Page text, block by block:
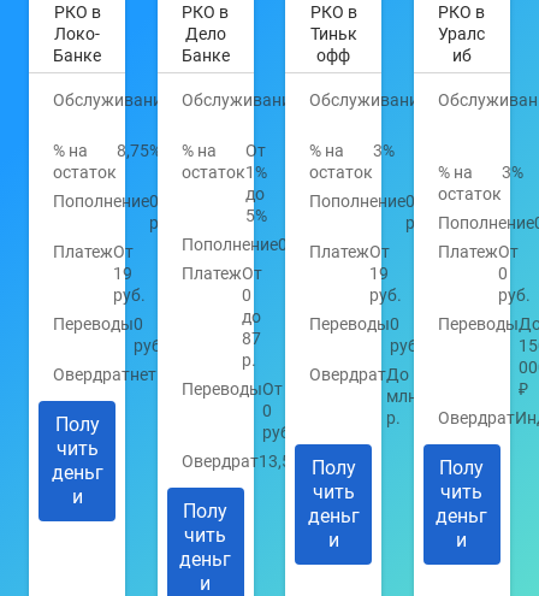
РКО в
Локо-
Банке
Обслуживание
% на
остаток
8,75%
Пополнение0
руб.
ПлатежОт
19
руб.
Переводы0
руб.
Овердратнет
Полу
чить
деньг
и
РКО в
Дело
Банке
Обслуживание
% на
остаток
От
1%
до
5%
Пополнение0,1%-0,3%
ПлатежОт
0
до
87
р.
ПереводыОт
0
руб.
Овердрат13,5%
Полу
чить
деньг
и
РКО в
Тиньк
офф
Обслуживание
490
% на
остаток
3%
Пополнение0
руб.
ПлатежОт
19
руб.
Переводы0
руб.
ОвердратДо 1
млн.
р.
Полу
чить
деньг
и
РКО в
Уралс
иб
% на
остаток
3%
Пополнение
ПлатежОт
0
руб.
Переводы
₽
Овердрат
Полу
чить
деньг
и